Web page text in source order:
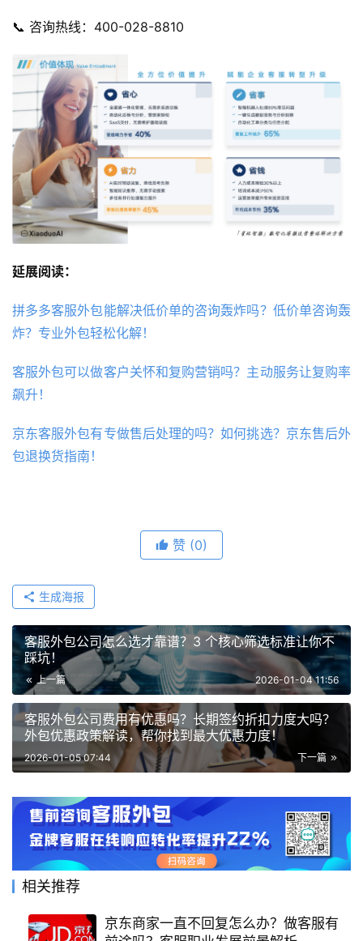
📞 咨询热线：400-028-8810
延展阅读：
拼多多客服外包能解决低价单的咨询轰炸吗？低价单咨询轰
炸？专业外包轻松化解！
客服外包可以做客户关怀和复购营销吗？主动服务让复购率
飙升！
京东客服外包有专做售后处理的吗？如何挑选？京东售后外
包退换货指南！
赞 (0)
生成海报
客服外包公司怎么选才靠谱？3 个核心筛选标准让你不
踩坑！
上一篇 2026-01-04 11:56
客服外包公司费用有优惠吗？长期签约折扣力度大吗？
外包优惠政策解读，帮你找到最大优惠力度！
下一篇
2026-01-05 07:44
相关推荐
京东商家一直不回复怎么办？做客服有